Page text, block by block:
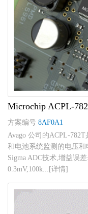
Microchip ACPL-
方案编号 8AF0A1
Avago 公司的ACPL-
和电池系统监测的电压和
Sigma ADC技术,增益误
0.3mV,100k...[详情]